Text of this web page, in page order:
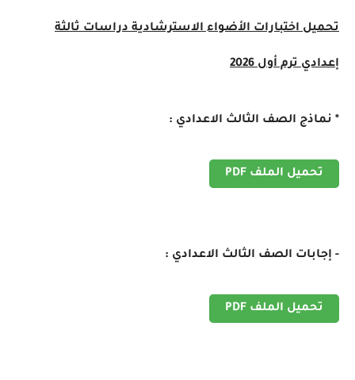
تحميل اختبارات الأضواء الاسترشادية دراسات ثالثة
إعدادي ترم أول 2026
* نماذج الصف الثالث الاعدادي :
تحميل الملف PDF
- إجابات الصف الثالث الاعدادي :
تحميل الملف PDF